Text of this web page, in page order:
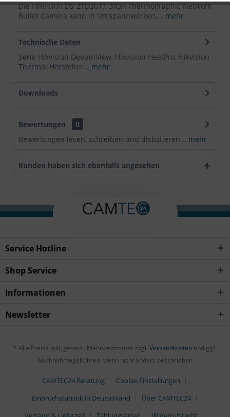
Die Hikvision DS-2TD2617-3/QA Thermographic Network
Bullet Camera kann in Umspannwerken,... mehr
Technische Daten
Serie Hikvision DeepinView, Hikvision HeatPro, Hikvision
Thermal Hersteller... mehr
Downloads
Bewertungen
0
Bewertungen lesen, schreiben und diskutieren... mehr
Kunden haben sich ebenfalls angesehen
Service Hotline
Shop Service
Informationen
Newsletter
* Alle Preise inkl. gesetzl. Mehrwertsteuer zzgl. Versandkosten und ggf.
Nachnahmegebühren, wenn nicht anders beschrieben
CAMTEC24 Beratung
Cookie-Einstellungen
Einbruchstatistik in Deutschland
Über CAMTEC24